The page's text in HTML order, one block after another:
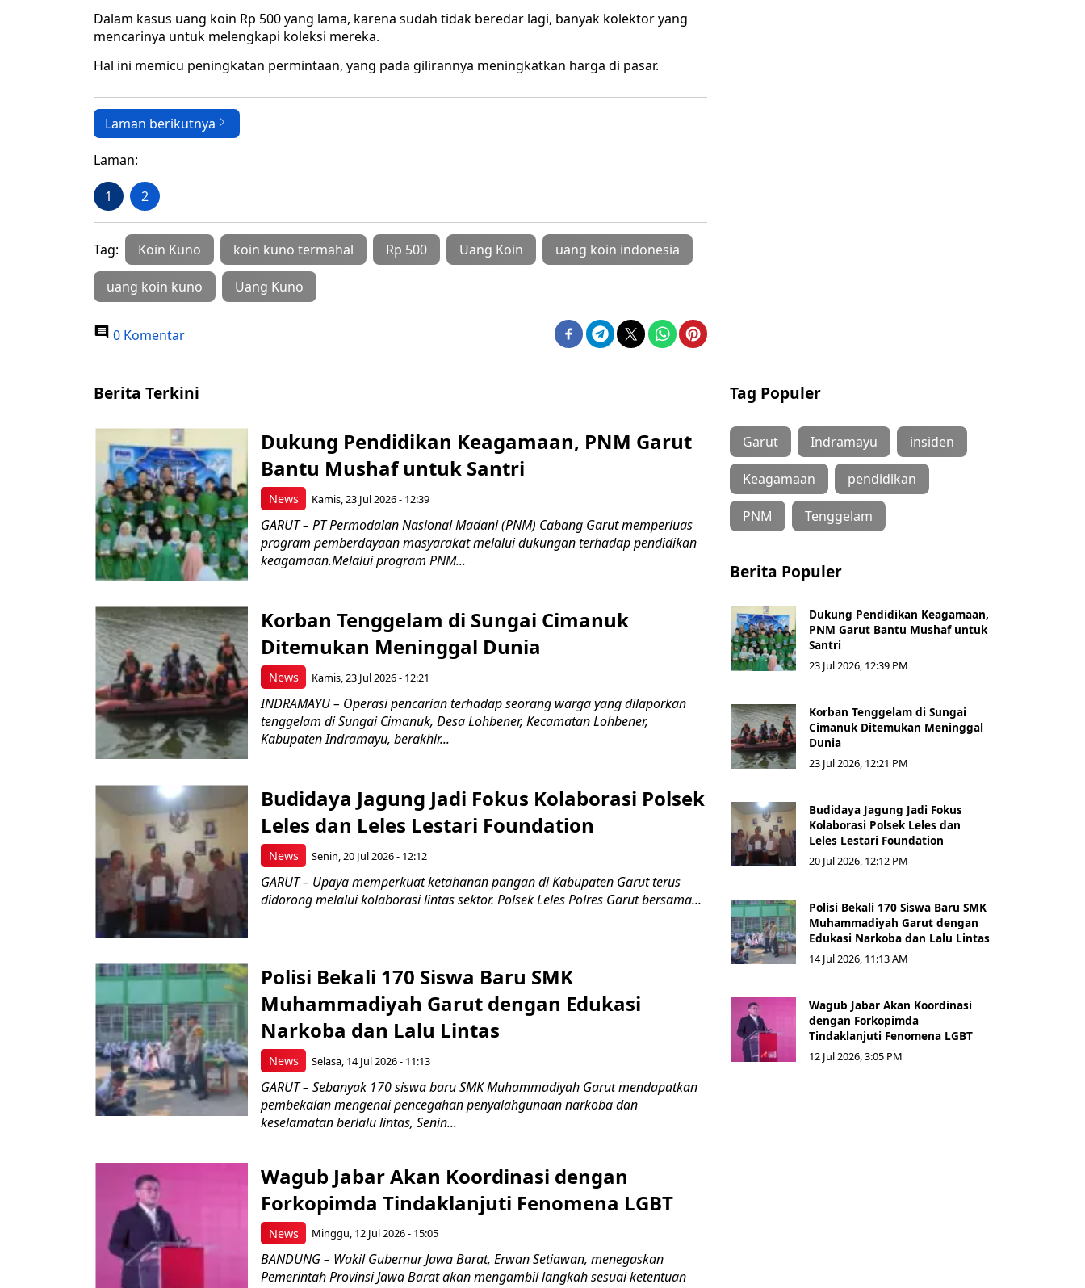
Dalam kasus uang koin Rp 500 yang lama, karena sudah tidak beredar lagi, banyak kolektor yang
mencarinya untuk melengkapi koleksi mereka.
Hal ini memicu peningkatan permintaan, yang pada gilirannya meningkatkan harga di pasar.
Laman berikutnya
Laman:
1 2
Tag: Koin Kuno koin kuno termahal Rp 500 Uang Koin uang koin indonesia
uang koin kuno Uang Kuno
0 Komentar
Berita Terkini
News
Dukung Pendidikan Keagamaan, PNM Garut
Bantu Mushaf untuk Santri
Kamis, 23 Jul 2026 - 12:39
GARUT – PT Permodalan Nasional Madani (PNM) Cabang Garut memperluas
program pemberdayaan masyarakat melalui dukungan terhadap pendidikan
keagamaan.Melalui program PNM...
News
Korban Tenggelam di Sungai Cimanuk
Ditemukan Meninggal Dunia
Kamis, 23 Jul 2026 - 12:21
INDRAMAYU – Operasi pencarian terhadap seorang warga yang dilaporkan
tenggelam di Sungai Cimanuk, Desa Lohbener, Kecamatan Lohbener,
Kabupaten Indramayu, berakhir...
News
Budidaya Jagung Jadi Fokus Kolaborasi Polsek
Leles dan Leles Lestari Foundation
Senin, 20 Jul 2026 - 12:12
GARUT – Upaya memperkuat ketahanan pangan di Kabupaten Garut terus
didorong melalui kolaborasi lintas sektor. Polsek Leles Polres Garut bersama...
News
Polisi Bekali 170 Siswa Baru SMK
Muhammadiyah Garut dengan Edukasi
Narkoba dan Lalu Lintas
Selasa, 14 Jul 2026 - 11:13
GARUT – Sebanyak 170 siswa baru SMK Muhammadiyah Garut mendapatkan
pembekalan mengenai pencegahan penyalahgunaan narkoba dan
keselamatan berlalu lintas, Senin...
News
Wagub Jabar Akan Koordinasi dengan
Forkopimda Tindaklanjuti Fenomena LGBT
Minggu, 12 Jul 2026 - 15:05
BANDUNG – Wakil Gubernur Jawa Barat, Erwan Setiawan, menegaskan
Pemerintah Provinsi Jawa Barat akan mengambil langkah sesuai ketentuan
Tag Populer
Garut Indramayu insiden
Keagamaan pendidikan
PNM Tenggelam
Berita Populer
Dukung Pendidikan Keagamaan,
PNM Garut Bantu Mushaf untuk
Santri
23 Jul 2026, 12:39 PM
Korban Tenggelam di Sungai
Cimanuk Ditemukan Meninggal
Dunia
23 Jul 2026, 12:21 PM
Budidaya Jagung Jadi Fokus
Kolaborasi Polsek Leles dan
Leles Lestari Foundation
20 Jul 2026, 12:12 PM
Polisi Bekali 170 Siswa Baru SMK
Muhammadiyah Garut dengan
Edukasi Narkoba dan Lalu Lintas
14 Jul 2026, 11:13 AM
Wagub Jabar Akan Koordinasi
dengan Forkopimda
Tindaklanjuti Fenomena LGBT
12 Jul 2026, 3:05 PM